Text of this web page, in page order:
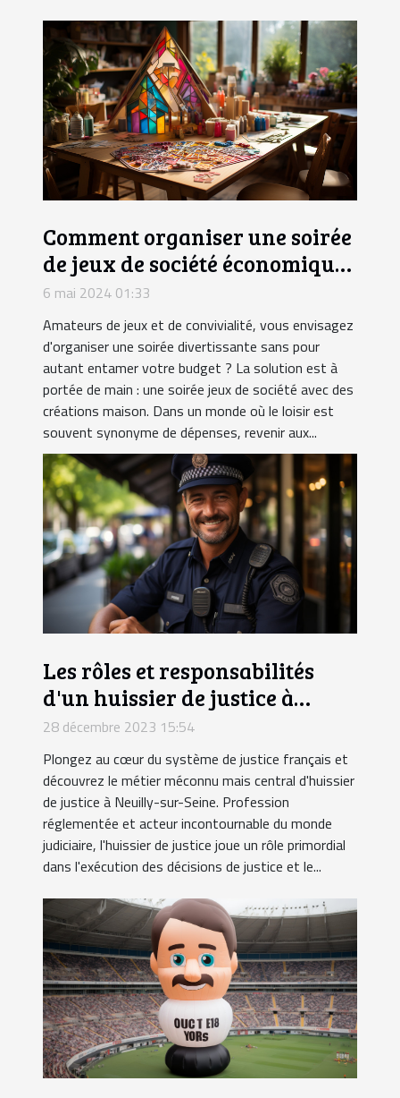
Comment organiser une soirée
de jeux de société économique
avec des articles faits maison
6 mai 2024 01:33
Amateurs de jeux et de convivialité, vous envisagez
d'organiser une soirée divertissante sans pour
autant entamer votre budget ? La solution est à
portée de main : une soirée jeux de société avec des
créations maison. Dans un monde où le loisir est
souvent synonyme de dépenses, revenir aux...
Les rôles et responsabilités
d'un huissier de justice à
Neuilly-sur-Seine
28 décembre 2023 15:54
Plongez au cœur du système de justice français et
découvrez le métier méconnu mais central d'huissier
de justice à Neuilly-sur-Seine. Profession
réglementée et acteur incontournable du monde
judiciaire, l'huissier de justice joue un rôle primordial
dans l'exécution des décisions de justice et le...